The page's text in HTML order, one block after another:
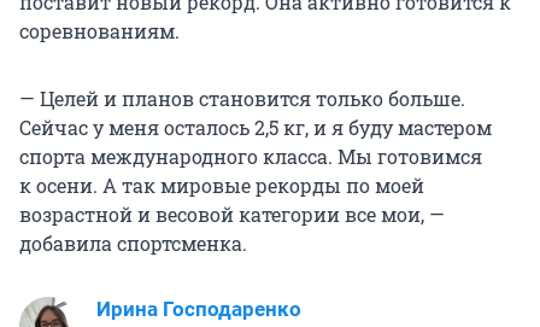
соревнованиям.
— Целей и планов становится только больше.
Сейчас у меня осталось 2,5 кг, и я буду мастером
спорта международного класса. Мы готовимся
к осени. А так мировые рекорды по моей
возрастной и весовой категории все мои, —
добавила спортсменка.
Ирина Господаренко